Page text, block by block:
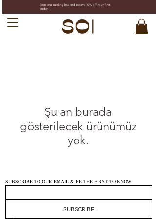
Join our mailing list and receive 10% off your first
order
Şu an burada
gösterilecek ürünümüz
yok.
SUBSCRIBE